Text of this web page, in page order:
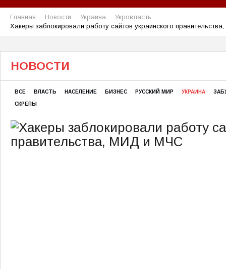
Главная Новости Украина
Укровласть
Хакеры заблокировали работу сайтов украинского
НОВОСТИ
ВСЕ ВЛАСТЬ НАСЕЛЕНИЕ БИЗНЕС РУССКИЙ МИР УКРАИНА
СКРЕПЫ